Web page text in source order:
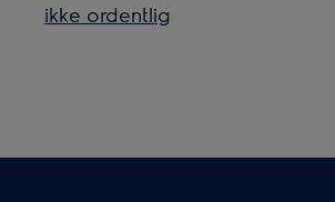
ikke ordentlig